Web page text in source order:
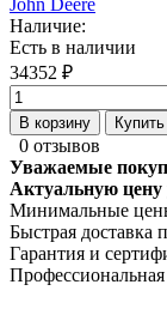
Наличие:
Есть в наличии
34352 ₽
В корзину
0 отзывов
Уважаемые
Актуальную цену
Минимальные
Быстрая доставка
Гарантия и